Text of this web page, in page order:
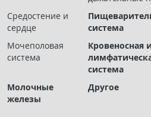
Интерактивные
Презентации
Публикации
Журнал "Лучевая
Средостение и
сердце
система
Мочеполовая
система
Кровеносная и
система
Молочные
железы
Другое